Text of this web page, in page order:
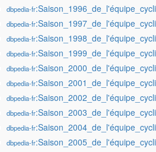
dbpedia-fr
dbpedia-fr
dbpedia-fr
dbpedia-fr
dbpedia-fr
dbpedia-fr
dbpedia-fr
dbpedia-fr
dbpedia-fr
dbpedia-fr